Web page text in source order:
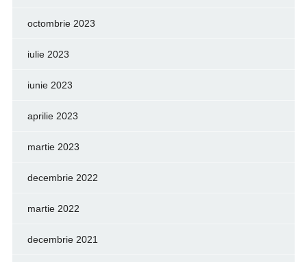
octombrie 2023
iulie 2023
iunie 2023
aprilie 2023
martie 2023
decembrie 2022
martie 2022
decembrie 2021